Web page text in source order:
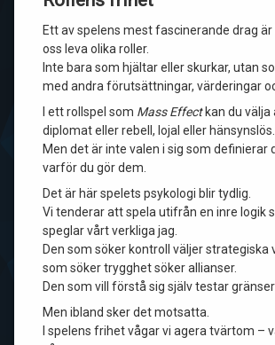
Ett av spelens mest fascinerande drag
oss leva olika roller.
Inte bara som hjältar eller skurkar, utan
med andra förutsättningar, värderingar
I ett rollspel som Mass Effectkan du välja
diplomat eller rebell, lojal eller hänsynslös.
Men det är inte valen i sig som definierar
varför du gör dem.
Det är här spelets psykologi blir tydlig.
Vi tenderar att spela utifrån en inre logik
speglar vårt verkliga jag.
Den som söker kontroll väljer strategiska
som söker trygghet söker allianser.
Den som vill förstå sig själv testar
Men ibland sker det motsatta.
I spelens frihet vågar vi agera tvärtom –